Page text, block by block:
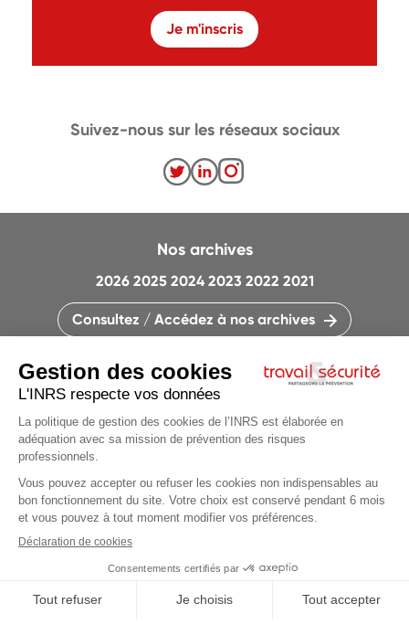
Je m'inscris
CONTACTEZ LA RÉDACTION
QUI SOMMES-NOUS ?
PLAN DU SITE
PARAMÈTRES DES COOKIES
CHARTE DES COOKIES ET TRACEURS
Nos archives
2026 2025 2024 2023 2022 2021
Consultez / Accédez à nos archives
Suivez-nous sur les réseaux sociaux